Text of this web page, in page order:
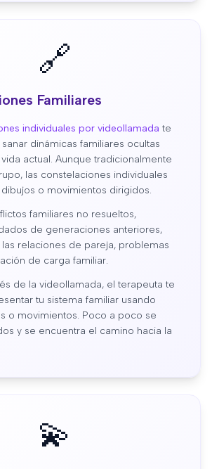
🔗
Familiares
individuales por videollamada te
dinámicas familiares ocultas
actual. Aunque tradicionalmente
las constelaciones individuales
dibujos o movimientos dirigidos.
familiares no resueltos,
de generaciones anteriores,
relaciones de pareja, problemas
de carga familiar.
de la videollamada, el terapeuta te
tu sistema familiar usando
o movimientos. Poco a poco se
y se encuentra el camino hacia la
💫